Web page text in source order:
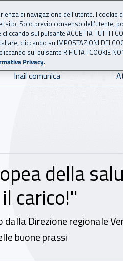
per
Inail comunica
della
carico!"
Direzione regionale
buone prassi
di navigazione dell’utente. I cookie
Solo previo consenso dell’utente,
sul pulsante ACCETTA TUTTI I
cliccando su IMPOSTAZIONI DEI
sul pulsante RIFIUTA I COOKIE
Privacy.